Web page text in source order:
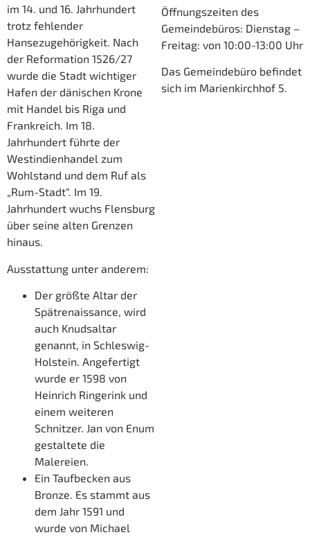
im 14. und 16. Jahrhundert
trotz fehlender
Hansezugehörigkeit. Nach
der Reformation 1526/27
wurde die Stadt wichtiger
Hafen der dänischen Krone
mit Handel bis Riga und
Frankreich. Im 18.
Jahrhundert führte der
Westindienhandel zum
Wohlstand und dem Ruf als
„Rum-Stadt“. Im 19.
Jahrhundert wuchs Flensburg
über seine alten Grenzen
hinaus.
Ausstattung unter anderem:
Der größte Altar der
Spätrenaissance, wird
auch Knudsaltar
genannt, in Schleswig-
Holstein. Angefertigt
wurde er 1598 von
Heinrich Ringerink und
einem weiteren
Schnitzer. Jan von Enum
gestaltete die
Malereien.
Ein Taufbecken aus
Bronze. Es stammt aus
dem Jahr 1591 und
wurde von Michael
Öffnungszeiten des
Gemeindebüros: Dienstag –
Freitag: von 10:00-13:00 Uhr
Das Gemeindebüro befindet
sich im Marienkirchhof 5.